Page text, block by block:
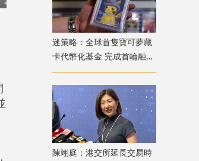
迷策略：全球首隻寶可夢藏
卡代幣化基金 完成首輪融資
兼獲超購
陳翊庭：港交所延長交易時